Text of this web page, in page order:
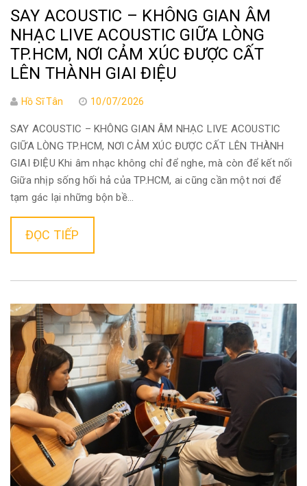
SAY ACOUSTIC – KHÔNG GIAN ÂM
NHẠC LIVE ACOUSTIC GIỮA LÒNG
TP.HCM, NƠI CẢM XÚC ĐƯỢC CẤT
LÊN THÀNH GIAI ĐIỆU
Hồ Sĩ Tân 10/07/2026
SAY ACOUSTIC – KHÔNG GIAN ÂM NHẠC LIVE ACOUSTIC
GIỮA LÒNG TP.HCM, NƠI CẢM XÚC ĐƯỢC CẤT LÊN THÀNH
GIAI ĐIỆU Khi âm nhạc không chỉ để nghe, mà còn để kết nối
Giữa nhịp sống hối hả của TP.HCM, ai cũng cần một nơi để
tạm gác lại những bộn bề...
ĐỌC TIẾP